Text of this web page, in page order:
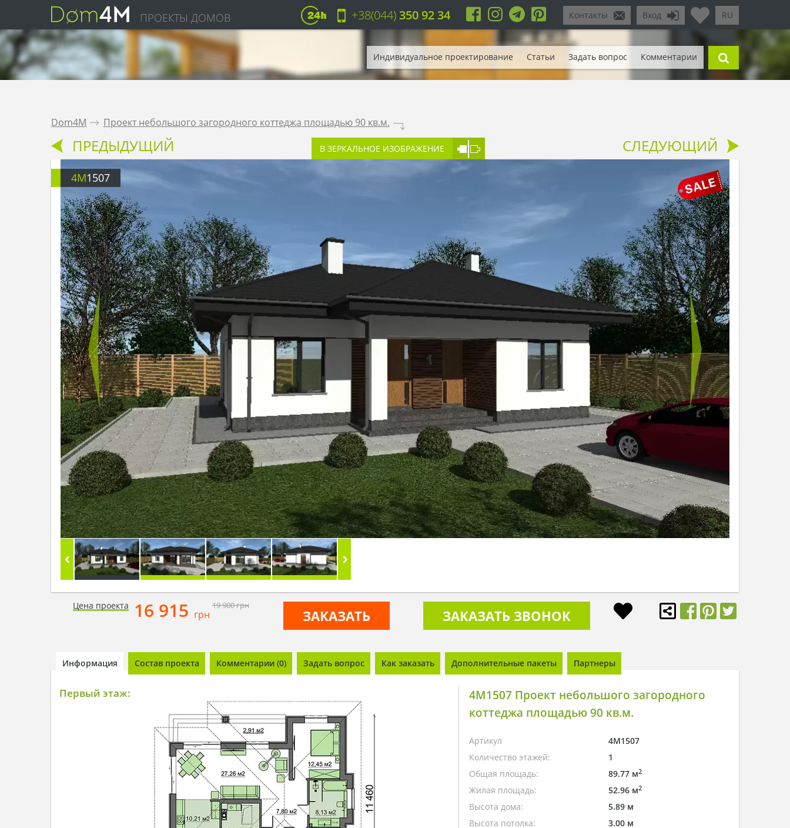
ПРОЕКТЫ ДОМОВ RU
Вход
Контакты
+38(044)350 92 34
Индивидуальное проектирование Статьи Задать вопрос Комментарии
Dom4M . Проект небольшого загородного коттеджа площадью 90 кв.м. .
ПРЕДЫДУЩИЙ В ЗЕРКАЛЬНОЕ ИЗОБРАЖЕНИЕ СЛЕДУЮЩИЙ
4M1507
Цена проекта 16 915 грн
19 900грн
ЗАКАЗАТЬ ЗАКАЗАТЬ ЗВОНОК
Информация Состав проекта Комментарии (0) Задать вопрос Как заказать Дополнительные пакеты Партнеры
Первый этаж:
4M1507 Проект небольшого загородного
коттеджа площадью 90 кв.м.
Артикул
4M1507
Количество этажей:
1
Общая площадь:
89.77 м2
Жилая площадь: 52.96 м2
Высота дома:
5.89 м
Высота потолка:
3.00 м